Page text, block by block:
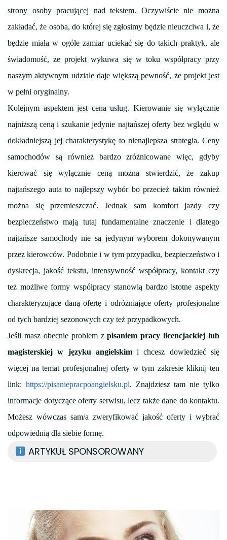
strony osoby pracującej nad tekstem. Oczywiście nie można
zakładać, że osoba, do której się zgłosimy będzie nieuczciwa i, że
będzie miała w ogóle zamiar uciekać się do takich praktyk, ale
świadomość, że projekt wykuwa się w toku współpracy przy
naszym aktywnym udziale daje większą pewność, że projekt jest
w pełni oryginalny.
Kolejnym aspektem jest cena usług. Kierowanie się wyłącznie
najniższą ceną i szukanie jedynie najtańszej oferty bez wglądu w
dokładniejszą jej charakterystykę to nienajlepsza strategia. Ceny
samochodów są również bardzo zróżnicowane więc, gdyby
kierować się wyłącznie ceną można stwierdzić, że zakup
najtańszego auta to najlepszy wybór bo przecież takim również
można się przemieszczać. Jednak sam komfort jazdy czy
bezpieczeństwo mają tutaj fundamentalne znaczenie i dlatego
najtańsze samochody nie są jedynym wyborem dokonywanym
przez kierowców. Podobnie i w tym przypadku, bezpieczeństwo i
dyskrecja, jakość tekstu, intensywność współpracy, kontakt czy
też możliwe formy współpracy stanowią bardzo istotne aspekty
charakteryzujące daną ofertę i odróżniające oferty profesjonalne
od tych bardziej sezonowych czy też przypadkowych.
Jeśli masz obecnie problem zpisaniem pracy licencjackiej lub
magisterskiej w języku angielskimi chcesz dowiedzieć się
więcej na temat profesjonalnej oferty w tym zakresie kliknij ten
link: https://pisaniepracpoangielsku.pl. Znajdziesz tam nie tylko
informacje dotyczące oferty serwisu, lecz także dane do kontaktu.
Możesz wówczas sam/a zweryfikować jakość oferty i wybrać
odpowiednią dla siebie formę.
ARTYKUŁ SPONSOROWANY
Nawigacja